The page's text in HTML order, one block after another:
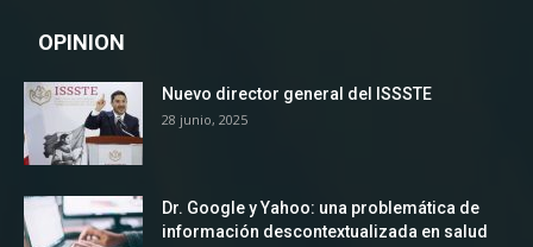
OPINION
Nuevo director general del ISSSTE
28 junio, 2025
Dr. Google y Yahoo: una problemática de
información descontextualizada en salud